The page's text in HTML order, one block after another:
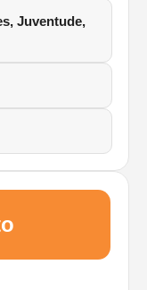
Juventude,